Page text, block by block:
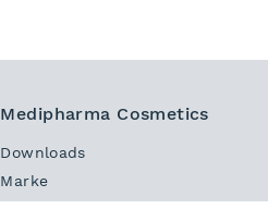
Medipharma Cosmetics
Downloads
Marke